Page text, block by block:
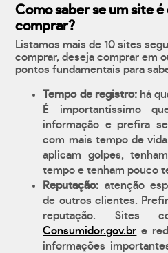
Como saber se um site
comprar?
Listamos mais de 10 sites
comprar, deseja comprar em
pontos fundamentais para
Tempo de registro:há
É importantíssimo
informação e prefira
com mais tempo de
aplicam golpes,
tempo e tenham pouco
Reputação: atenção
de outros clientes.
reputação. Sites
Consumidor.gov.br e
informações